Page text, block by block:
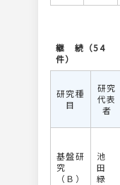
継 続（54
件）
研究種
目
研究
代表
者
基盤研
究
（Ｂ）
池
田
緑